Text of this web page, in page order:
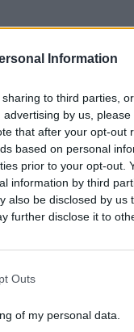
Information
to third parties,
by us,
that after your opt-out
based on personal
prior to your opt-out.
information by third
also be disclosed by us
further disclose it to
Outs
of my personal data.
nepažįstamą vyrą.